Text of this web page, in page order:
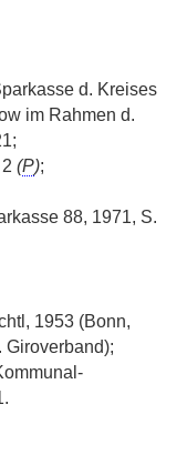
d. Kreises
im Rahmen d.
(P);
88, 1971, S.
1953 (Bonn,
Giroverband);